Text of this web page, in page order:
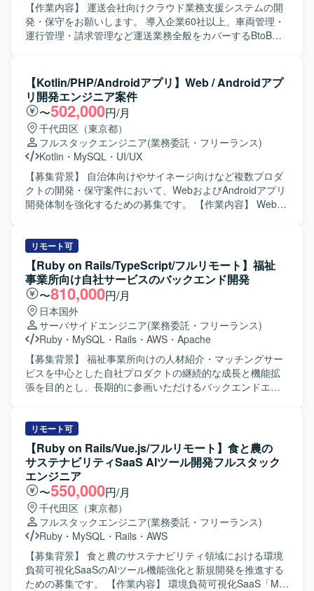
【作業内容】 運送会社向けクラウド業務支援システムの開
発・保守をお願いします。 導入企業60社以上、車両管理・
運行管理・請求管理など運送業務全般をカバーするBtoB
す。 既存機能の改善・バグ修正を行います。 コードレビュ
ー、テスト整備を行います。 PMI（事業譲渡後の統合）に
伴うシステム改善を行います。 【開発環境】 フレームワー
ク : Ruby 3.2 / Rails 7.1 フロントエンド : React 18 /
TypeScript 5.1 / Apollo Client (GraphQL) デザインツール：
Figma など データベース : Amazon RDS インフラ : AWS
(ECS) バージョン管理 : Git/GitHub コミュニケーション/タ
スク管理 : Slack, Google Meet, Notion を利用しています。
【Kotlin/PHP/Androidアプリ】Web / Androidアプ
リ開発エンジニア案件
〜502,000円/月
千代田区（東京都）
フルスタックエンジニア(業務委託・フリーランス)
Kotlin ・ MySQL ・ UI/UX
【募集背景】 自治体向けやサイネージ向けなど複数プロダ
クトの開発・保守案件において、WebおよびAndroidアプリ
開発体制を強化するための募集です。 【作業内容】 Webア
いただきます。 具体的には、自治体向け健康管理アプリの
Web／Androidアプリ開発、サイネージ受付システムの
Androidアプリ開発、PHP／Node.jsを用いたバックエン
ド・Webシステム開発、KotlinによるAndroidネイティブア
プリ開発、REST API連携やDB設計、管理画面開発、UI/UX
改善、機能追加・改修対応、iOS／Web／サーバーサイドと
の仕様調整・連携開発、Firebaseやクラウドサービスを利
用したアプリ連携、保守運用や障害調査、パフォーマンス
改善対応などを行っていただきます。 【求める人物像】 フ
ロントエンドからバックエンドまで幅広い領域に対して主
体的にキャッチアップしながら取り組める方を求めていま
しいです。 【ポジションの魅力】 WebとAndroidネイティ
ブ双方の開発に携わることで、フルスタック寄りのスキル
を身につけることができます。自治体やヘルスケア領域な
ど社会貢献性の高いプロダクトに関わりながら、設計から
運用まで一連の開発プロセスを経験できる環境です。 【開
発環境】 Kotlinを中心としたAndroidネイティブアプリ開発
に加え、PHP／Node.jsによるバックエンド開発、MySQL／
PostgreSQLなどのRDBを用いたシステム構成です。Gitを用
いたチーム開発を行い、Firebaseや各種クラウドサービス
と連携したアプリケーション開発を実施しています。
リモート可
【Ruby on Rails/TypeScript/フルリモート】福祉
事業所向け自社サービスのバックエンド開発
〜810,000円/月
日本国外
サーバサイドエンジニア(業務委託・フリーランス)
Ruby ・ MySQL ・ Rails ・ AWS ・ Apache
【募集背景】 福祉事業所向けの人材紹介・マッチングサー
ビスを中心とした自社プロダクトの継続的な成長と機能拡
張を目的とし、長期的に参画いただけるバックエンドエン
開発をご担当いただきます。人材紹介・マッチングサービ
スの開発チームに所属し、インターネットサービスの顧客
価値向上を目的とした開発や、社内基幹業務システムの業
務生産性向上のための開発など、多岐にわたる開発案件に
携わっていただきます。 5年近い歴史のあるプロダクトのた
め、既存の開発基盤や組織風土をキャッチアップいただき
つつ、プロダクト開発に参画していただきます。 フルサイ
クル型のプロダクト開発現場として、数人月単位のプロジ
ェクトにおける要件定義〜設計〜実装〜テストまでの各工
程を、計画策定から一貫してご担当いただきます。 また、
アーキテクチャ選定やパフォーマンス改善などの技術的な
判断において、自ら根拠を持って意思決定し、若手メンバ
リモート可
【Ruby on Rails/Vue.js/フルリモート】食と農の
サステナビリティSaaS AIツール開発フルスタック
エンジニア
〜550,000円/月
千代田区（東京都）
フルスタックエンジニア(業務委託・フリーランス)
Ruby ・ MySQL ・ Rails ・ AWS
【募集背景】 食と農のサステナビリティ領域における環境
負荷可視化SaaSのAIツール機能強化と新規開発を推進する
ための募集です。 【作業内容】 環境負荷可視化SaaS「My